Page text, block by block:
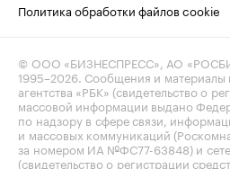
Политика обработки файлов cookie
© ООО «БИЗНЕСПРЕСС», АО
1995–2026. Сообщения и
агентства «РБК» (свидетельство о
массовой информации выдано
по надзору в сфере связи,
и массовых коммуникаций
за номером ИА №ФС77-63848) и
(свидетельство о регистрации